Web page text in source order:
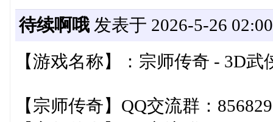
待续啊哦发表于 2026-5-26
【游戏名称】：宗师传奇 - 3D
【宗师传奇】QQ交流群：